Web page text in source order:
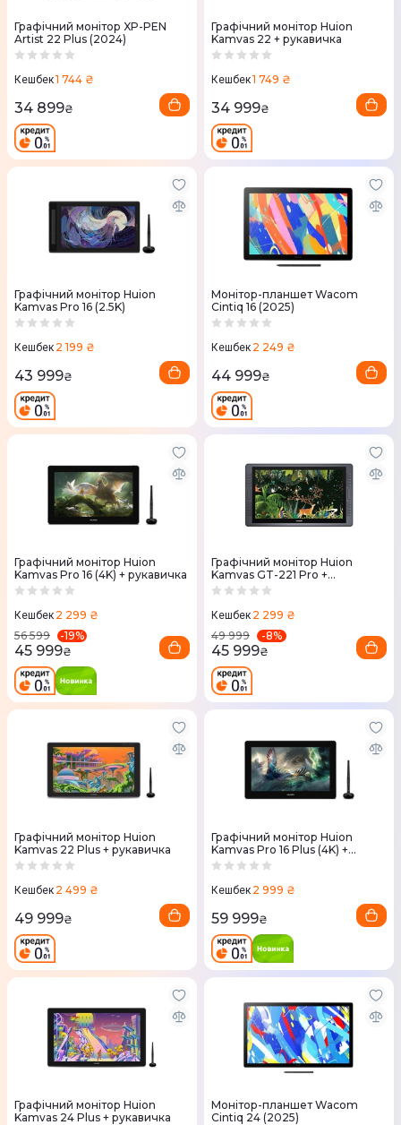
Графічний монітор XP-PEN
Artist 22 Plus (2024)
Кешбек1 744 ₴
34 899₴
Графічний монітор Huion
Kamvas 22 + рукавичка
Кешбек1 749 ₴
34 999₴
Графічний монітор Huion
Kamvas Pro 16 (2.5K)
Кешбек 2 199 ₴
43 999₴
Монітор-планшет Wacom
Cintiq 16 (2025)
Кешбек 2 249 ₴
44 999₴
Графічний монітор Huion
Kamvas Pro 16 (4K) + рукавичка
Кешбек 2 299 ₴
56 599
-19%
45 999₴
Графічний монітор Huion
Kamvas GT-221 Pro +
рукавичка
Кешбек 2 299 ₴
49 999
-8%
45 999₴
Графічний монітор Huion
Kamvas 22 Plus + рукавичка
Кешбек 2 499 ₴
49 999₴
Графічний монітор Huion
Kamvas Pro 16 Plus (4K) +
рукавичка
Кешбек 2 999 ₴
59 999₴
Графічний монітор Huion
Kamvas 24 Plus + рукавичка
Монітор-планшет Wacom
Cintiq 24 (2025)